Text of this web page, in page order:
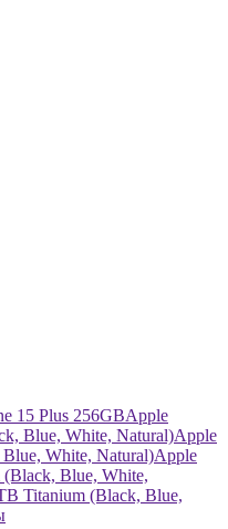
15 Plus 256GBApple
Blue, White, Natural)Apple
White, Natural)Apple
Blue, White,
Titanium (Black, Blue,